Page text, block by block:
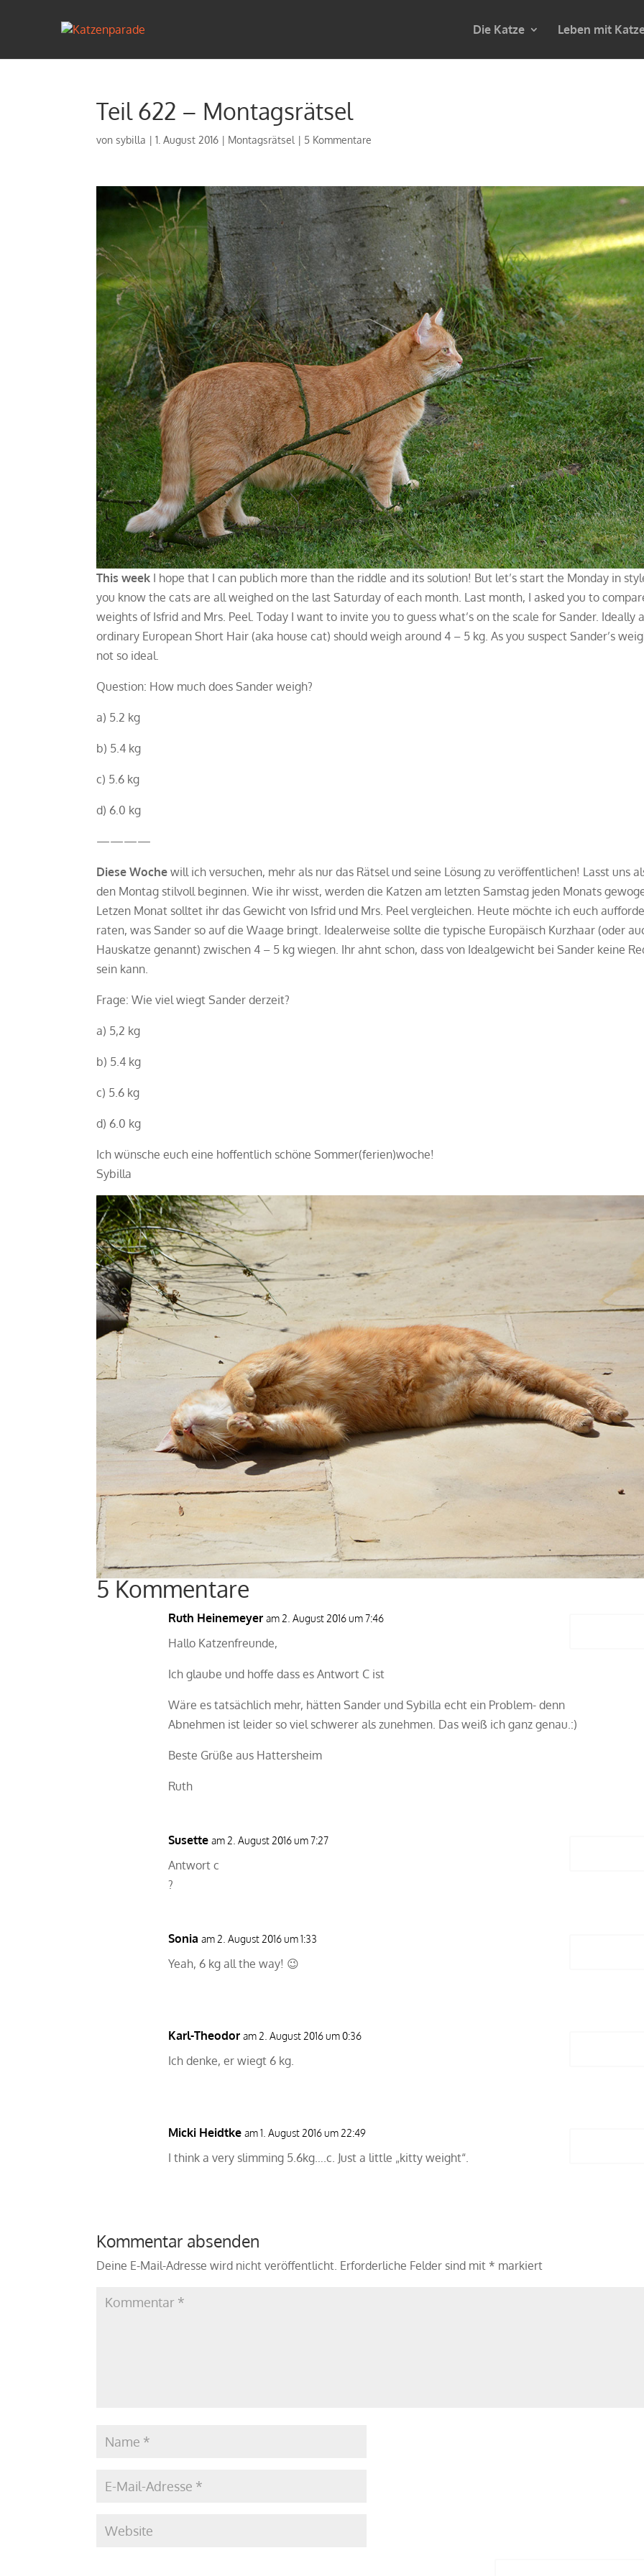
Die Katze Leben mit
Teil 622 – Montagsrätsel
vonsybilla |1. August 2016 | Montagsrätsel | 5 Kommentare
This week I hope that I can publich more than the riddle and its solution! But let’s start the Monday in
you know the cats are all weighed on the last Saturday of each month. Last month, I asked you to
weights of Isfrid and Mrs. Peel. Today I want to invite you to guess what’s on the scale for Sander. Ideally
ordinary European Short Hair (aka house cat) should weigh around 4 – 5 kg. As you suspect Sander’s
not so ideal.
Question: How much does Sander weigh?
a) 5.2 kg
b) 5.4 kg
c) 5.6 kg
d) 6.0 kg
————
Diese Woche will ich versuchen, mehr als nur das Rätsel und seine Lösung zu veröffentlichen! Lasst uns
den Montag stilvoll beginnen. Wie ihr wisst, werden die Katzen am letzten Samstag jeden Monats
Letzen Monat solltet ihr das Gewicht von Isfrid und Mrs. Peel vergleichen. Heute möchte ich euch
raten, was Sander so auf die Waage bringt. Idealerweise sollte die typische Europäisch Kurzhaar (oder
Hauskatze genannt) zwischen 4 – 5 kg wiegen. Ihr ahnt schon, dass von Idealgewicht bei Sander keine
sein kann.
Frage: Wie viel wiegt Sander derzeit?
a) 5,2 kg
b) 5.4 kg
c) 5.6 kg
d) 6.0 kg
Ich wünsche euch eine hoffentlich schöne Sommer(ferien)woche!
Sybilla
5 Kommentare
Ruth Heinemeyer am 2. August 2016 um 7:46
Hallo Katzenfreunde,
Ich glaube und hoffe dass es Antwort C ist
Wäre es tatsächlich mehr, hätten Sander und Sybilla echt ein Problem- denn
Abnehmen ist leider so viel schwerer als zunehmen. Das weiß ich ganz genau.:)
Beste Grüße aus Hattersheim
Ruth
Susette am 2. August 2016 um 7:27
Antwort c
?
Sonia am 2. August 2016 um 1:33
Yeah, 6 kg all the way! 😉
Karl-Theodor am 2. August 2016 um 0:36
Ich denke, er wiegt 6 kg.
Micki Heidtke am 1. August 2016 um 22:49
I think a very slimming 5.6kg….c. Just a little „kitty weight“.
Kommentar absenden
Deine E-Mail-Adresse wird nicht veröffentlicht. Erforderliche Felder sind mit * markiert